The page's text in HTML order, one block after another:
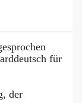
für
der